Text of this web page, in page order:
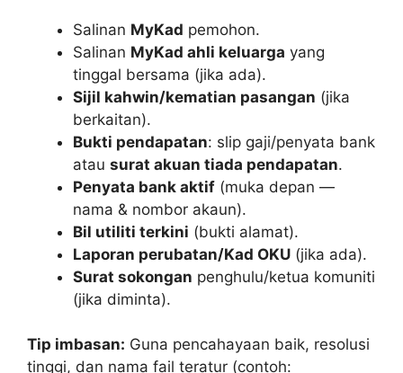
Salinan MyKad pemohon.
Salinan MyKad ahli keluarga yang
tinggal bersama (jika ada).
Sijil kahwin/kematian pasangan (jika
berkaitan).
Bukti pendapatan: slip gaji/penyata bank
atau surat akuan tiada pendapatan.
Penyata bank aktif (muka depan —
nama & nombor akaun).
Bil utiliti terkini (bukti alamat).
Laporan perubatan/Kad OKU (jika ada).
Surat sokongan penghulu/ketua komuniti
(jika diminta).
Tip imbasan: Guna pencahayaan baik, resolusi
tinggi, dan nama fail teratur (contoh: